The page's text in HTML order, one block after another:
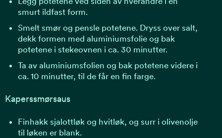
smurt ildfast form.
Smelt smør og pensle potetene. Dryss over salt,
dekk formen med aluminiumsfolie og bak
potetene i stekeovnen i ca. 30 minutter.
Ta av aluminiumsfolien og bak potetene videre i
ca. 10 minutter, til de får en fin farge.
Kaperssmørsaus
Finhakk sjalottløk og hvitløk, og surr i olivenolje
til løken er blank.